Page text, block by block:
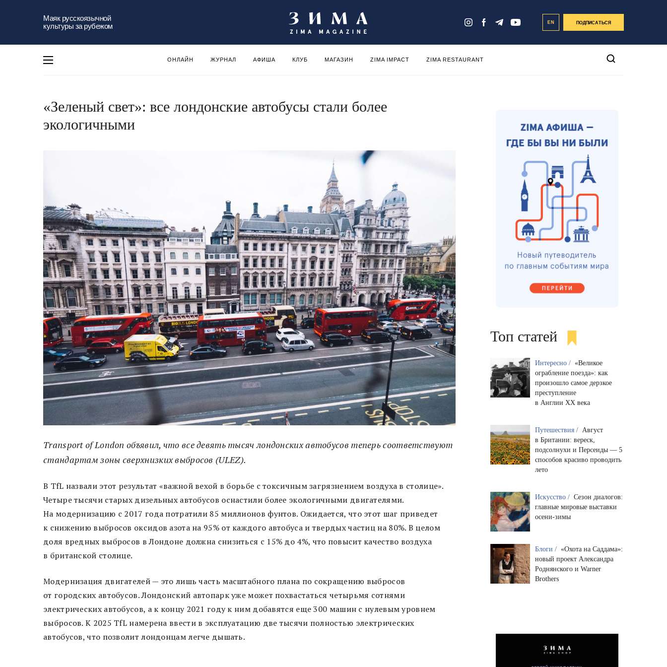
Маяк русскоязычной
культуры за рубежом
EN ПОДПИСАТЬСЯ
ОНЛАЙН ЖУРНАЛ АФИША КЛУБ МАГАЗИН ZIMA IMPACT ZIMA RESTAURANT
«Зеленый свет»: все лондонские автобусы стали более
экологичными
Transport of London объявил, что все девять тысяч лондонских автобусов теперь соответствуют
стандартам зоны сверхнизких выбросов (ULEZ).
В TfL назвали этот результат «важной вехой в борьбе с токсичным загрязнением воздуха в столице».
Четыре тысячи старых дизельных автобусов оснастили более экологичными двигателями.
На модернизацию с 2017 года потратили 85 миллионов фунтов. Ожидается, что этот шаг приведет
к снижению выбросов оксидов азота на 95% от каждого автобуса и твердых частиц на 80%. В целом
доля вредных выбросов в Лондоне должна снизиться с 15% до 4%, что повысит качество воздуха
в британской столице.
Модернизация двигателей — это лишь часть масштабного плана по сокращению выбросов
от городских автобусов. Лондонский автопарк уже может похвастаться четырьмя сотнями
электрических автобусов, а к концу 2021 году к ним добавятся еще 300 машин с нулевым уровнем
выбросов. К 2025 TfL намерена ввести в эксплуатацию две тысячи полностью электрических
автобусов, что позволит лондонцам легче дышать.
Топ статей
Интересно / «Великое
ограбление поезда»: как
произошло самое дерзкое
преступление
в Англии XX века
Путешествия / Август
в Британии: вереск,
подсолнухи и Персеиды — 5
способов красиво проводить
лето
Искусство / Сезон диалогов:
главные мировые выставки
осени-зимы
Блоги / «Охота на Саддама»:
новый проект Александра
Роднянского и Warner
Brothers